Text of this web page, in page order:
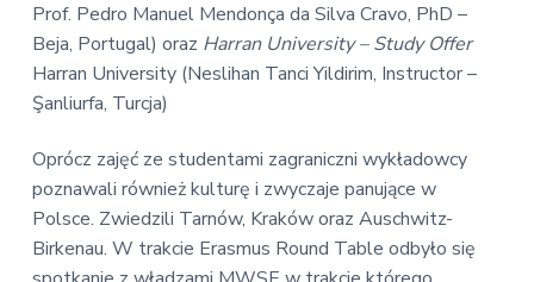
Prof. Pedro Manuel Mendonça da Silva Cravo, PhD –
Beja, Portugal) oraz Harran University – Study Offer
Harran University (Neslihan Tanci Yildirim, Instructor –
Şanliurfa, Turcja)
Oprócz zajęć ze studentami zagraniczni wykładowcy
poznawali również kulturę i zwyczaje panujące w
Polsce. Zwiedzili Tarnów, Kraków oraz Auschwitz-
Birkenau. W trakcie Erasmus Round Table odbyło się